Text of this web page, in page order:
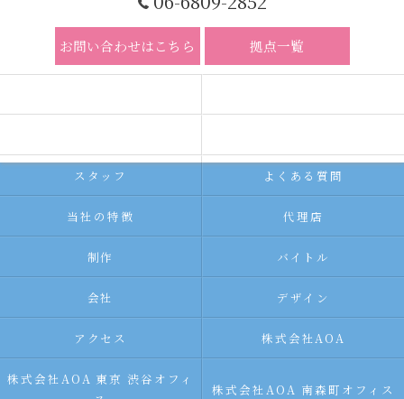
お問い合わせはこちら 拠点一覧
スタッフ よくある質問
当社の特徴 代理店
制作 バイトル
会社 デザイン
アクセス 株式会社AOA
株式会社AOA 東京 渋谷オフィ
株式会社AOA 南森町オフィス